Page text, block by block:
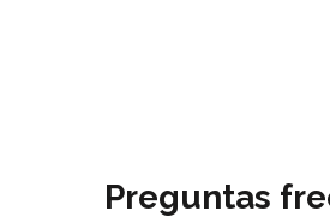
Preguntas